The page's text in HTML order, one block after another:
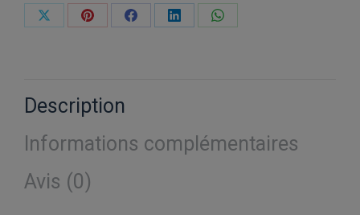
PartagerPartagerPartagerPartagerPartager
Description
Informations complémentaires
Avis (0)